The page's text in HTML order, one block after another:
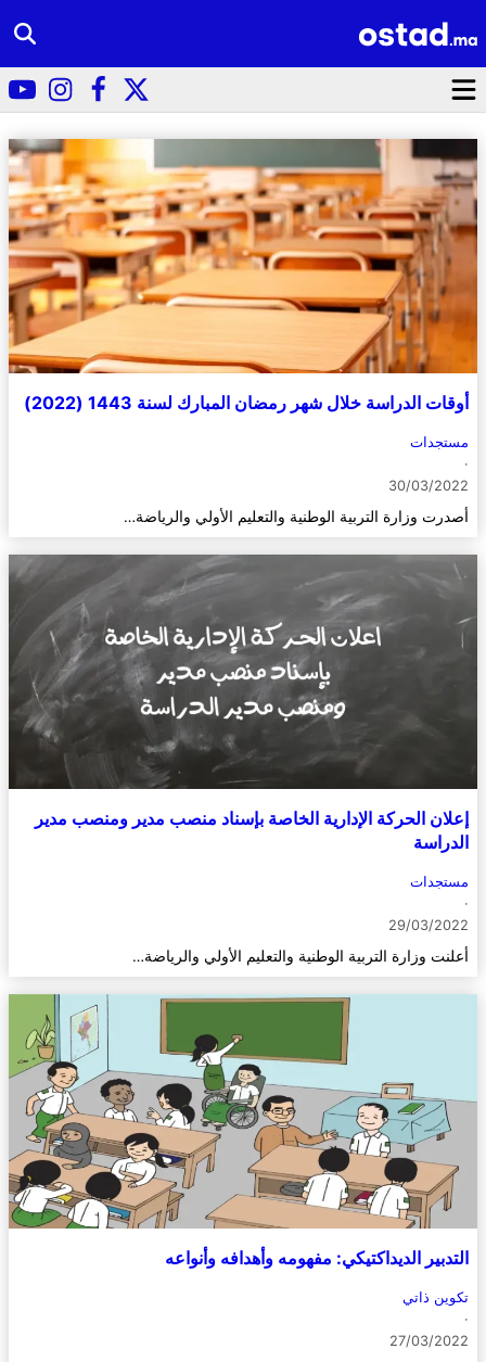
أوقات الدراسة خلال شهر رمضان المبارك لسنة 1443 (2022)
مستجدات
·
30/03/2022
أصدرت وزارة التربية الوطنية والتعليم الأولي والرياضة…
إعلان الحركة الإدارية الخاصة بإسناد منصب مدير ومنصب مدير
الدراسة
مستجدات
·
29/03/2022
أعلنت وزارة التربية الوطنية والتعليم الأولي والرياضة…
التدبير الديداكتيكي: مفهومه وأهدافه وأنواعه
تكوين ذاتي
·
27/03/2022